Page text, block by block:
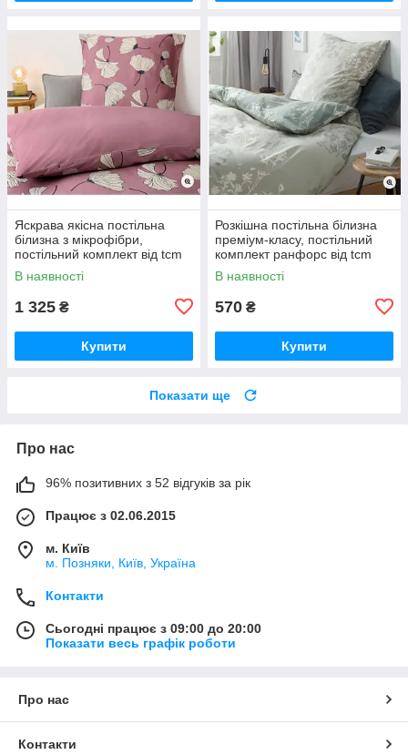
Яскрава якісна постільна
білизна з мікрофібри,
постільний комплект від tcm
tchibo Чібо, Німеччина
В наявності
1 325 ₴
Купити
Розкішна постільна білизна
преміум-класу, постільний
комплект ранфорс від tcm
tchibo Чібо,Німеччина
В наявності
570 ₴
Купити
Показати ще
Про нас
96% позитивних з 52 відгуків за рік
Працює з 02.06.2015
м. Київ
м. Позняки, Київ, Україна
Контакти
Сьогодні працює з 09:00 до 20:00
Показати весь графік роботи
Про нас
Контакти